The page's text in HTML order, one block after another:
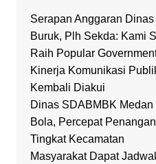
Serapan Anggaran
Buruk, Plh Sekda: Kami
Raih Popular
Kinerja Komunikasi
Kembali Diakui
Dinas SDABMBK
Bola, Percepat
Tingkat Kecamatan
Masyarakat Dapat